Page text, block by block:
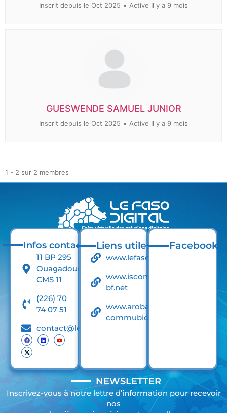
Inscrit depuis le Oct 2025 • Active Il y a 9 mois
GUESWENDE SAMUEL JUNIOR
Inscrit depuis le Oct 2025 • Active Il y a 9 mois
1 - 2 sur 2 membres
Infos contact
11 BP 295
Ouagadougou
CMS 11
(226) 70
74 07 51
contact@lefasodigital.net
Liens utiles
www.lefaso.net
www.iscom-
bf.net
www.arobase-
commubication.net
Facebook
NEWSLETTER
Inscrivez-vous à notre lettre d’information pour recevoir
nos